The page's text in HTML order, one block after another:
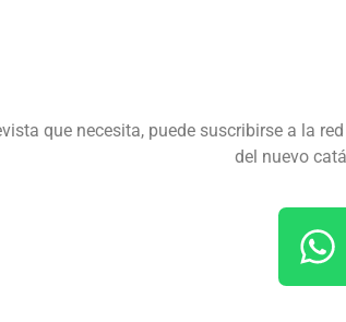
que necesita, puede suscribirse a la
del nuevo